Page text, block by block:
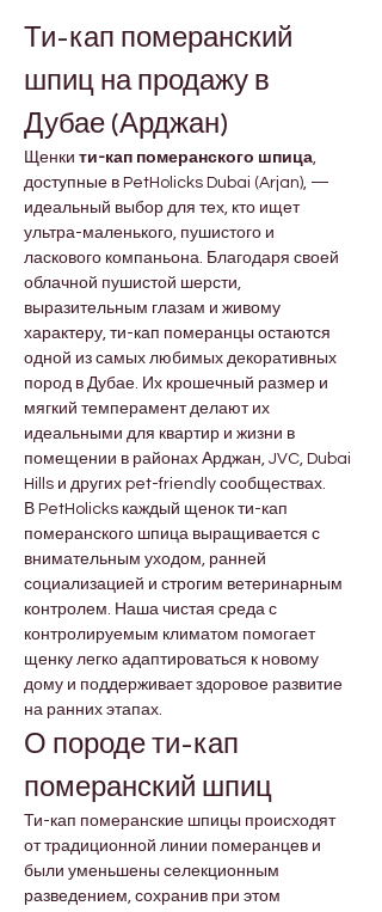
Ти-кап померанский
шпиц на продажу в
Дубае (Арджан)
Щенки ти-кап померанского шпица,
доступные в PetHolicks Dubai (Arjan), —
идеальный выбор для тех, кто ищет
ультра-маленького, пушистого и
ласкового компаньона. Благодаря своей
облачной пушистой шерсти,
выразительным глазам и живому
характеру, ти-кап померанцы остаются
одной из самых любимых декоративных
пород в Дубае. Их крошечный размер и
мягкий темперамент делают их
идеальными для квартир и жизни в
помещении в районах Арджан, JVC, Dubai
Hills и других pet-friendly сообществах.
В PetHolicks каждый щенок ти-кап
померанского шпица выращивается с
внимательным уходом, ранней
социализацией и строгим ветеринарным
контролем. Наша чистая среда с
контролируемым климатом помогает
щенку легко адаптироваться к новому
дому и поддерживает здоровое развитие
на ранних этапах.
О породе ти-кап
померанский шпиц
Ти-кап померанские шпицы происходят
от традиционной линии померанцев и
были уменьшены селекционным
разведением, сохранив при этом